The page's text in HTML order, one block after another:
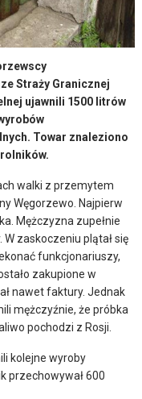
Straży Granicznej
ujawnili 1500 litrów
Towar znaleziono
walki z przemytem
Węgorzewo. Najpierw
Mężczyzna zupełnie
zaskoczeniu plątał się
funkcjonariuszy,
zakupione w
nawet faktury. Jednak
mężczyźnie, że próbka
pochodzi z Rosji.
kolejne wyroby
przechowywał 600